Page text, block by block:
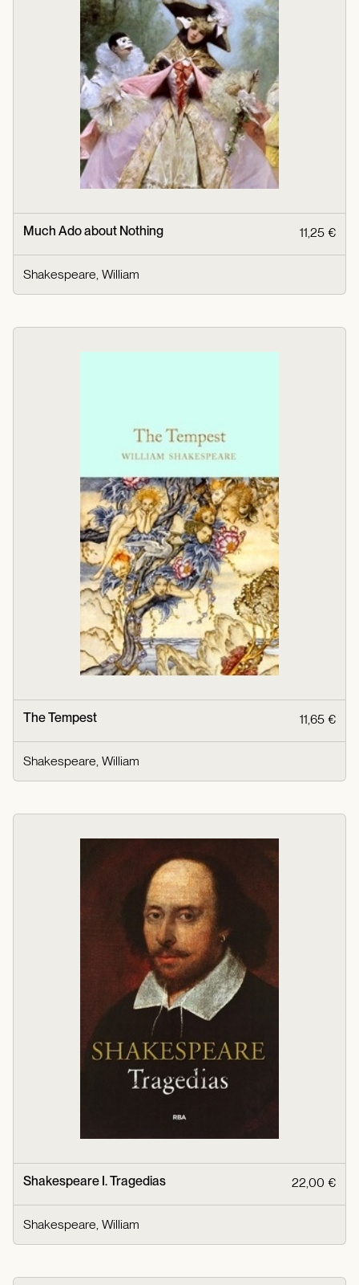
Much Ado about Nothing 11,25 €
Shakespeare, William
The Tempest 11,65 €
Shakespeare, William
Shakespeare I. Tragedias 22,00 €
Shakespeare, William